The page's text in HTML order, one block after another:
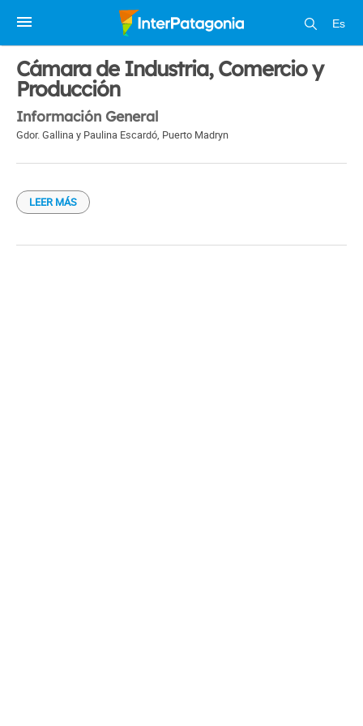
Es
1 / 1
Cámara de Industria, Comercio y
Producción
Información General
Gdor. Gallina y Paulina Escardó, Puerto Madryn
LEER MÁS